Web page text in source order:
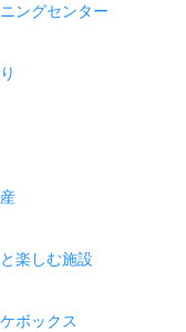
ングセンター
楽しむ施設
ボックス